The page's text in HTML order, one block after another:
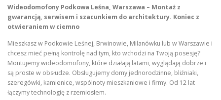
Wideodomofony Podkowa Leśna, Warszawa – Montaż z
gwarancją, serwisem i szacunkiem do architektury. Koniec z
otwieraniem w ciemno
Mieszkasz w Podkowie Leśnej, Brwinowie, Milanówku lub w Warszawie i
chcesz mieć pełną kontrolę nad tym, kto wchodzi na Twoją posesję?
Montujemy wideodomofony, które działają latami, wyglądają dobrze i
są proste w obsłudze. Obsługujemy domy jednorodzinne, bliźniaki,
szeregówki, kamienice, wspólnoty mieszkaniowe i firmy. Od 12 lat
łączymy technologię z rzemiosłem.